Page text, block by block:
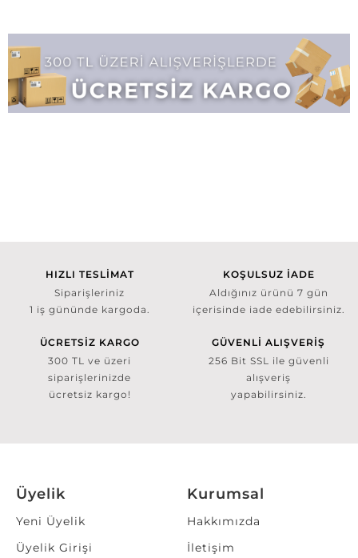
HIZLI TESLİMAT
Siparişleriniz
1 iş gününde kargoda.
KOŞULSUZ İADE
Aldığınız ürünü 7 gün
içerisinde iade edebilirsiniz.
ÜCRETSİZ KARGO
300 TL ve üzeri
siparişlerinizde
ücretsiz kargo!
GÜVENLİ ALIŞVERİŞ
256 Bit SSL ile güvenli
alışveriş
yapabilirsiniz.
Üyelik
Yeni Üyelik
Üyelik Girişi
Kurumsal
Hakkımızda
İletişim